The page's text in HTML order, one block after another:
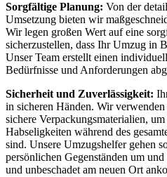
Sorgfältige Planung: Von der
Umsetzung bieten wir
Wir legen großen Wert auf eine
sicherzustellen, dass Ihr Umzug in
Unser Team erstellt einen
Bedürfnisse und Anforderungen
Sicherheit und Zuverlässigkeit:
in sicheren Händen. Wir
sichere Verpackungsmaterialien,
Habseligkeiten während des
sind. Unsere Umzugshelfer gehen
persönlichen Gegenständen um
und unbeschadet am neuen Ort